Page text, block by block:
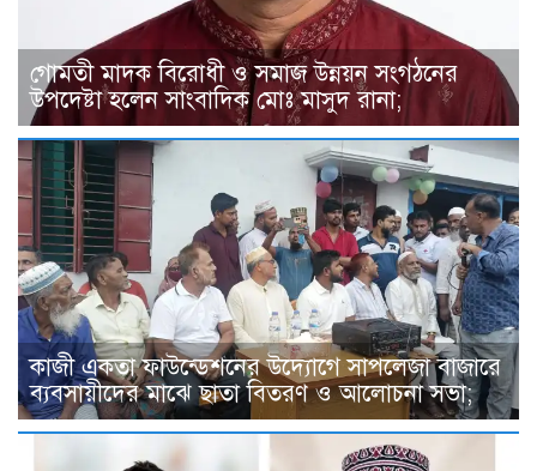
গোমতী মাদক বিরোধী ও সমাজ উন্নয়ন সংগঠনের
উপদেষ্টা হলেন সাংবাদিক মোঃ মাসুদ রানা;
কাজী একতা ফাউন্ডেশনের উদ্যোগে সাপলেজা বাজারে
ব্যবসায়ীদের মাঝে ছাতা বিতরণ ও আলোচনা সভা;